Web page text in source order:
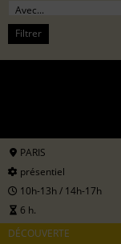
Filtrer
PARIS
présentiel
10h-13h / 14h-17h
6 h.
DÉCOUVERTE